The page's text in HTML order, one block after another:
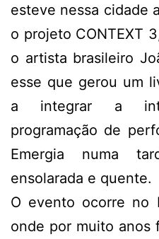
esteve nessa cidade
o projeto CONTEXT
o artista brasileiro
esse que gerou um
a integrar a
programação de
Emergia numa
ensolarada e quente.
O evento ocorre no
onde por muito anos